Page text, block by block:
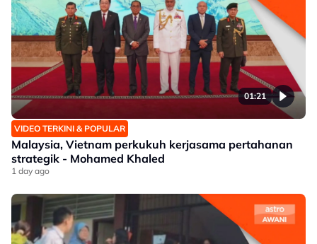
01:21
VIDEO TERKINI & POPULAR
Malaysia, Vietnam perkukuh kerjasama pertahanan
strategik - Mohamed Khaled
1 day ago